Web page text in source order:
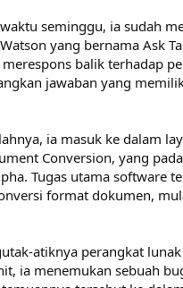
seminggu, ia sudah
yang bernama Ask
balik terhadap
jawaban yang
ia masuk ke dalam
Conversion, yang
Tugas utama software
format dokumen,
atiknya perangkat
ia menemukan sebuah